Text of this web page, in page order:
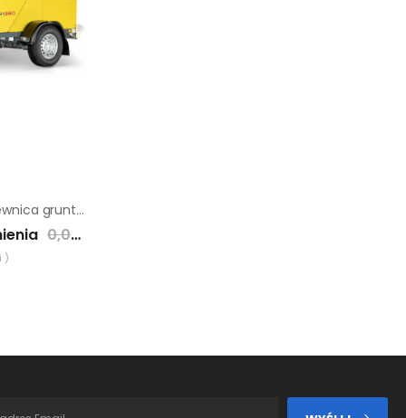
Hydroniczna nagrzewnica gruntu Wacker Neuson HSH 380 D
0,00 zł
)